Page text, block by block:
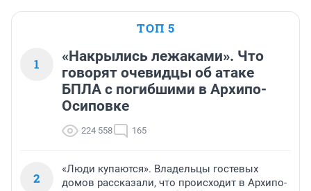
ТОП 5
1
«Накрылись лежаками». Что
говорят очевидцы об атаке
БПЛА с погибшими в Архипо-
Осиповке
224 558 165
2
«Люди купаются». Владельцы гостевых
домов рассказали, что происходит в Архипо-